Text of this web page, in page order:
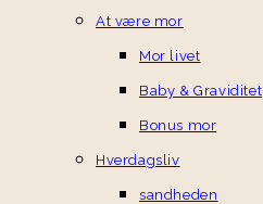
At være mor
Mor livet
Baby & Graviditet
Bonus mor
Hverdagsliv
sandheden